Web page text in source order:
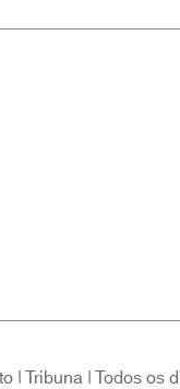
Tribuna | Todos os